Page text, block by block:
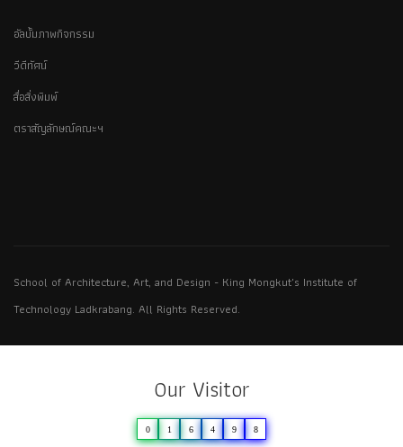
อัลบั้มภาพกิจกรรม
วีดีทัศน์
สื่อสิ่งพิมพ์
ตราสัญลักษณ์คณะฯ
School of Architecture, Art, and Design - King Mongkut's Institute of
Technology Ladkrabang. All Rights Reserved.
Our Visitor
0 1 6 4 9 8